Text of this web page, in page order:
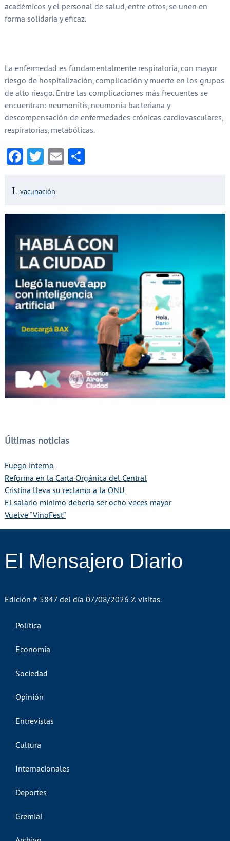
académicos y el personal de salud, entre otros, se unen en
forma solidaria y eficaz.
La enfermedad es fundamentalmente respiratoria, con mayor
riesgo de hospitalización, complicación y muerte en los grupos
de alto riesgo. Entre las complicaciones más frecuentes se
encuentran: neumonitis, neumonía bacteriana y
descompensación de enfermedades crónicas cardiovasculares,
respiratorias, metabólicas.
Facebook
Twitter
EmailCompartir
vacunación
Últimas noticias
Fuego interno
Reforma en la Carta Orgánica del Central
Cristina lleva su reclamo a la ONU
El salario mínimo debería ser ocho veces mayor
Vuelve “VinoFest”
El Mensajero Diario
Edición # 5847 del día 07/08/2026 visitas.
Política
Economía
Sociedad
Opinión
Entrevistas
Cultura
Internacionales
Deportes
Gremial